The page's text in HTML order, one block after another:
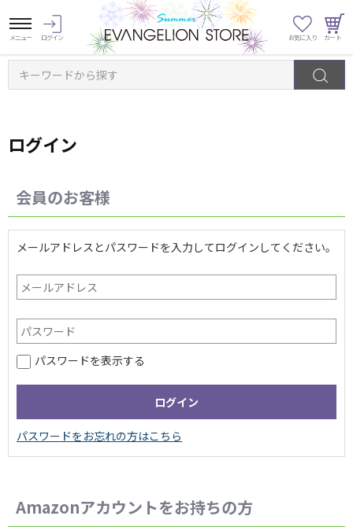
キーワードから探す
ログイン
会員のお客様
メールアドレスとパスワードを入力してログインしてください。
パスワードを表示する
Amazonアカウントをお持ちの方